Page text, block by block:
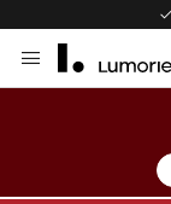
to